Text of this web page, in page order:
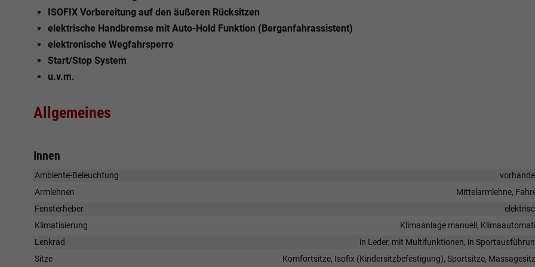
ISOFIX Vorbereitung auf den äußeren Rücksitzen
elektrische Handbremse mit Auto-Hold Funktion (Berganfahrassistent)
elektronische Wegfahrsperre
Start/Stop System
u.v.m.
Allgemeines
Innen
Ambiente-Beleuchtung
Armlehnen
Mittelarmlehne,
Fensterheber
Klimatisierung
Klimaanlage manuell,
Lenkrad
in Leder, mit Multifunktionen, in
Sitze
Komfortsitze, Isofix (Kindersitzbefestigung), Sportsitze,